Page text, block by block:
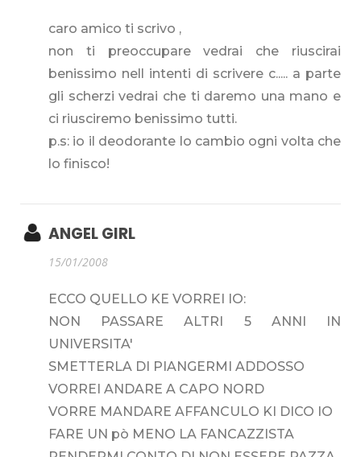
caro amico ti scrivo ,
non ti preoccupare vedrai che riuscirai
benissimo nell intenti di scrivere c..... a parte
gli scherzi vedrai che ti daremo una mano e
ci riusciremo benissimo tutti.
p.s: io il deodorante lo cambio ogni volta che
lo finisco!
ANGEL GIRL
15/01/2008
ECCO QUELLO KE VORREI IO:
NON PASSARE ALTRI 5 ANNI IN
UNIVERSITA'
SMETTERLA DI PIANGERMI ADDOSSO
VORREI ANDARE A CAPO NORD
VORRE MANDARE AFFANCULO KI DICO IO
FARE UN pò MENO LA FANCAZZISTA